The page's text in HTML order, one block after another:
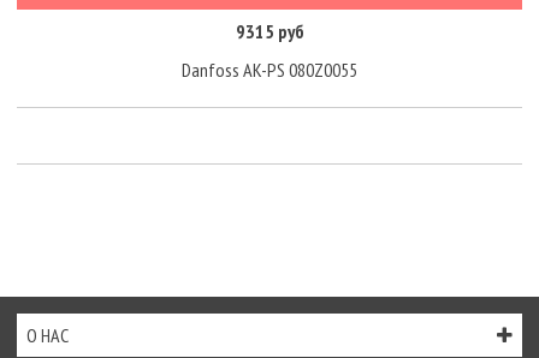
9315 руб
Danfoss AK-PS 080Z0055
О НАС